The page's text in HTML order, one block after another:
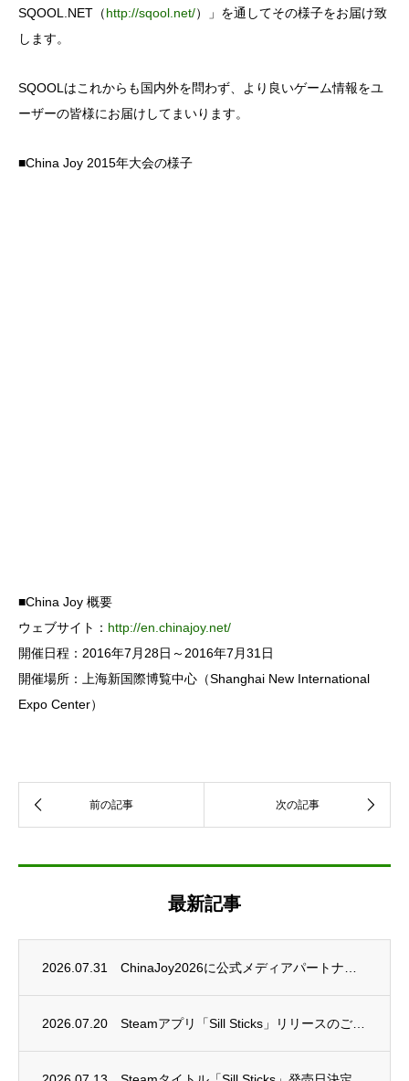
SQOOL.NET（http://sqool.net/）」を通してその様子をお届け致
します。
SQOOLはこれからも国内外を問わず、より良いゲーム情報をユ
ーザーの皆様にお届けしてまいります。
■China Joy 2015年大会の様子
■China Joy 概要
ウェブサイト： http://en.chinajoy.net/
開催日程：2016年7月28日～2016年7月31日
開催場所：上海新国際博覧中心（Shanghai New International
Expo Center）
最新記事
2026.07.31
2026.07.20